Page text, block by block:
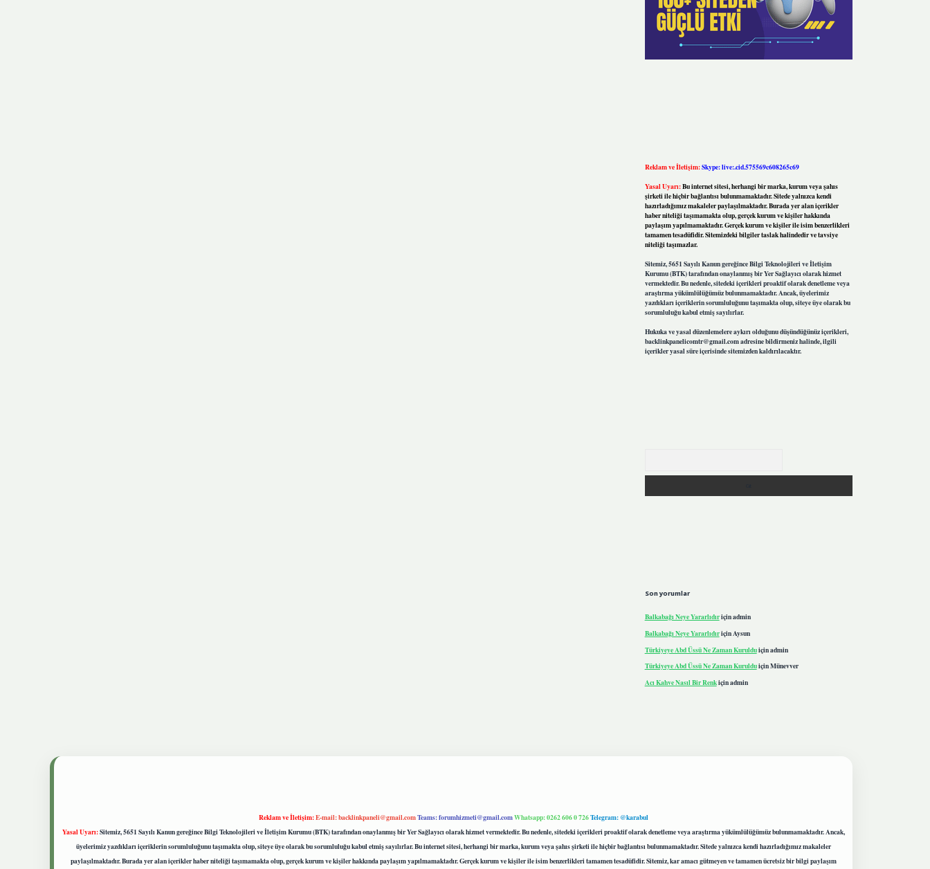
Reklam ve İletişim:Skype: live:.cid.575569c608265c69
Yasal Uyarı:Bu internet sitesi, herhangi bir marka, kurum veya şahıs
şirketi ile hiçbir bağlantısı bulunmamaktadır. Sitede yalnızca kendi
hazırladığımız makaleler paylaşılmaktadır. Burada yer alan içerikler
haber niteliği taşımamakta olup, gerçek kurum ve kişiler hakkında
paylaşım yapılmamaktadır. Gerçek kurum ve kişiler ile isim benzerlikleri
tamamen tesadüfidir. Sitemizdeki bilgiler taslak halindedir ve tavsiye
niteliği taşımazlar.
Sitemiz, 5651 Sayılı Kanun gereğince Bilgi Teknolojileri ve İletişim
Kurumu (BTK) tarafından onaylanmış bir Yer Sağlayıcı olarak hizmet
vermektedir. Bu nedenle, sitedeki içerikleri proaktif olarak denetleme veya
araştırma yükümlülüğümüz bulunmamaktadır. Ancak, üyelerimiz
yazdıkları içeriklerin sorumluluğunu taşımakta olup, siteye üye olarak bu
sorumluluğu kabul etmiş sayılırlar.
Hukuka ve yasal düzenlemelere aykırı olduğunu düşündüğünüz içerikleri,
backlinkpanelicomtr@gmail.comadresine bildirmeniz halinde, ilgili
içerikler yasal süre içerisinde sitemizden kaldırılacaktır.
Son yorumlar
Balkabağı Neye Yararlıdıriçinadmin
Balkabağı Neye YararlıdıriçinAysun
Türkiyeye Abd Üssü Ne Zaman Kurulduiçinadmin
Türkiyeye Abd Üssü Ne Zaman KurulduiçinMünevver
Acı Kahve Nasıl Bir Renkiçinadmin
Reklam ve İletişim:E-mail:backlinkpaneli@gmail.comTeams:forumhizmeti@gmail.comWhatsapp: 0262 606 0 726Telegram: @karabul
Yasal Uyarı:Sitemiz, 5651 Sayılı Kanun gereğince Bilgi Teknolojileri ve İletişim Kurumu (BTK) tarafından onaylanmış bir Yer Sağlayıcı olarak hizmet vermektedir. Bu nedenle, sitedeki içerikleri proaktif olarak denetleme veya araştırma yükümlülüğümüz bulunmamaktadır. Ancak,
üyelerimiz yazdıkları içeriklerin sorumluluğunu taşımakta olup, siteye üye olarak bu sorumluluğu kabul etmiş sayılırlar. Bu internet sitesi, herhangi bir marka, kurum veya şahıs şirketi ile hiçbir bağlantısı bulunmamaktadır. Sitede yalnızca kendi hazırladığımız makaleler
paylaşılmaktadır. Burada yer alan içerikler haber niteliği taşımamakta olup, gerçek kurum ve kişiler hakkında paylaşım yapılmamaktadır. Gerçek kurum ve kişiler ile isim benzerlikleri tamamen tesadüfidir. Sitemiz, kar amacı gütmeyen ve tamamen ücretsiz bir bilgi paylaşım